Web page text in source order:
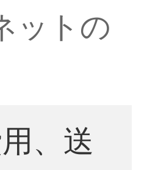
ットの
、送